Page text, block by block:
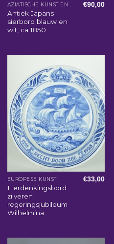
AZIATISCHE KUNST EN WOONACCESSOIRES
Antiek Japans
sierbord blauw en
wit, ca 1850
€90,00
EUROPESE KUNST
Herdenkingsbord
zilveren
regeringsjubileum
Wilhelmina
€33,00